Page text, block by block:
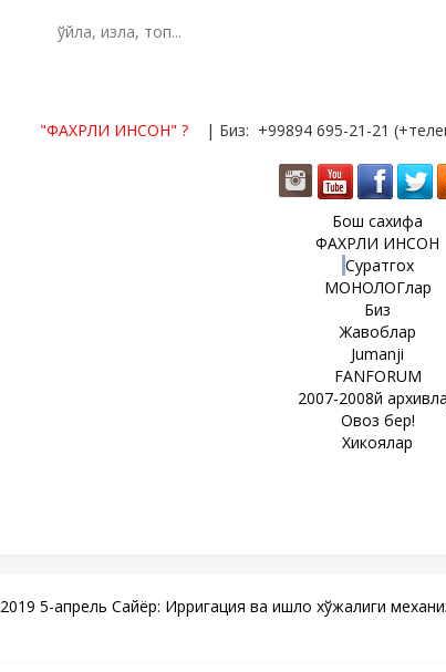
"ФАХРЛИ ИНСОН"? | Биз: +99894 695-21-21
Бош сахифа
ФАХРЛИ ИНСОН
Суратгох
МОНОЛОГлар
Биз
Жавоблар
Jumanji
FANFORUM
2007-2008й
Овоз бер!
Хикоялар
2019 5-апрель Сайёр: Ирригация ва қишлоқ хўжалиги